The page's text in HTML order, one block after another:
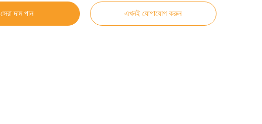
সেরা দাম পান এখনই যোগাযোগ করুন